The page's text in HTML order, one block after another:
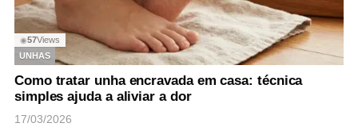
◉57Views
UNHAS
Como tratar unha encravada em casa: técnica
simples ajuda a aliviar a dor
17/03/2026